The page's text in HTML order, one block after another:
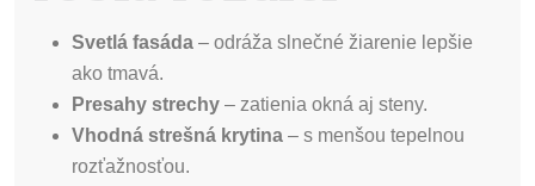
Svetlá fasáda – odráža slnečné žiarenie lepšie
ako tmavá.
Presahy strechy – zatienia okná aj steny.
Vhodná strešná krytina – s menšou tepelnou
rozťažnosťou.